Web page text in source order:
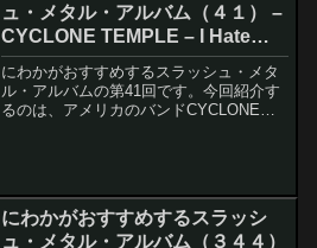
ュ・メタル・アルバム（４１） –
CYCLONE TEMPLE – I Hate
Therefore I Am
にわかがおすすめするスラッシュ・メタ
ル・アルバムの第41回です。今回紹介す
るのは、アメリカのバンドCYCLONE
にわかがおすすめするスラッシ
ュ・メタル・アルバム（３４４）